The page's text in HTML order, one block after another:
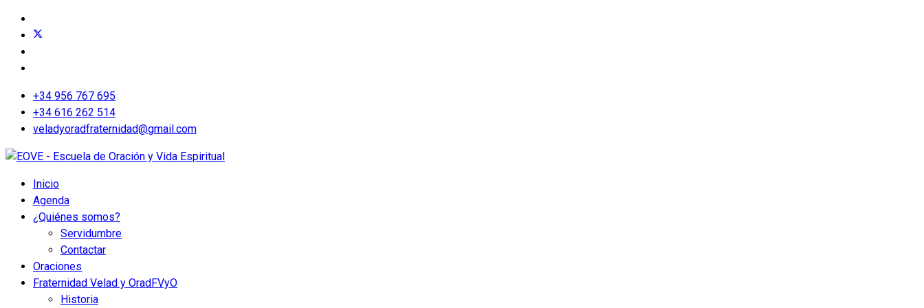
+34 956 767 695
+34 616 262 514
veladyoradfraternidad@gmail.com
Inicio
Agenda
¿Quiénes somos?
Servidumbre
Contactar
Oraciones
Fraternidad Velad y OradFVyO
Historia